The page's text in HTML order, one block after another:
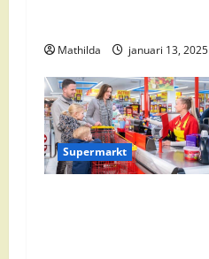
Mathilda januari 13, 2025
Supermarkt